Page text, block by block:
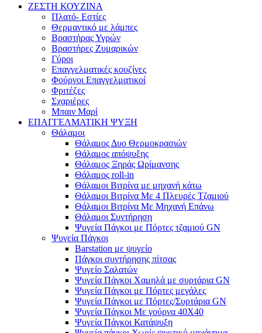
ΖΕΣΤΗ ΚΟΥΖΙΝΑ
Πλατό- Εστίες
Θερμαντικό με λάμπες
Βραστήρας Υγρών
Βραστήρες Ζυμαρικών
Γύροι
Επαγγελματικές κουζίνες
Φούρνοι Επαγγελματικοί
Φριτέζες
Σχαριέρες
Μπαιν Μαρί
ΕΠΑΓΓΕΛΜΑΤΙΚΗ ΨΥΞΗ
Θάλαμοι
Θάλαμος Δυο Θερμοκρασιών
Θάλαμος απόψυξης
Θάλαμος Ξηράς Ωρίμανσης
Θάλαμος roll-in
Θάλαμοι Βιτρίνα με μηχανή κάτω
Θάλαμοι Βιτρίνα Με 4 Πλευρές Τζαμιού
Θάλαμοι Βιτρίνα Με Μηχανή Επάνω
Θάλαμοι Συντήρηση
Ψυγεία Πάγκοι με Πόρτες τζαμιού GN
Ψυγεία Πάγκοι
Barstation με ψυγείο
Πάγκοι συντήρησης πίτσας
Ψυγείο Σαλατών
Ψυγεία Πάγκοι Χαμηλά με συρτάρια GN
Ψυγεία Πάγκοι με Πόρτες μεγάλες
Ψυγεία Πάγκοι με Πόρτες/Συρτάρια GN
Ψυγεία Πάγκοι Με γούρνα 40Χ40
Ψυγεία Πάγκοι Κατάψυξη